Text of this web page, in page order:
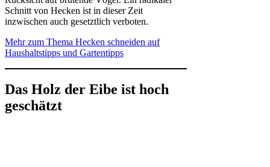
Schnitt von Hecken ist in dieser Zeit
inzwischen auch gesetztlich verboten.
Mehr zum Thema Hecken schneiden auf
Haushaltstipps und Gartentipps
Das Holz der Eibe ist hoch
geschätzt